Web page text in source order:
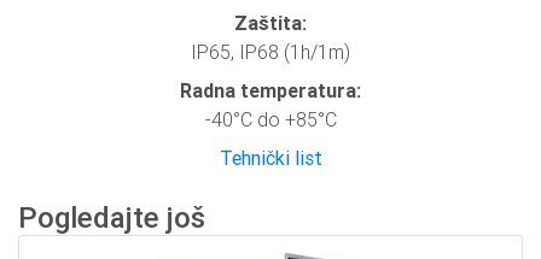
Zaštita:
IP65, IP68 (1h/1m)
Radna temperatura:
-40°C do +85°C
Tehnički list
Pogledajte još